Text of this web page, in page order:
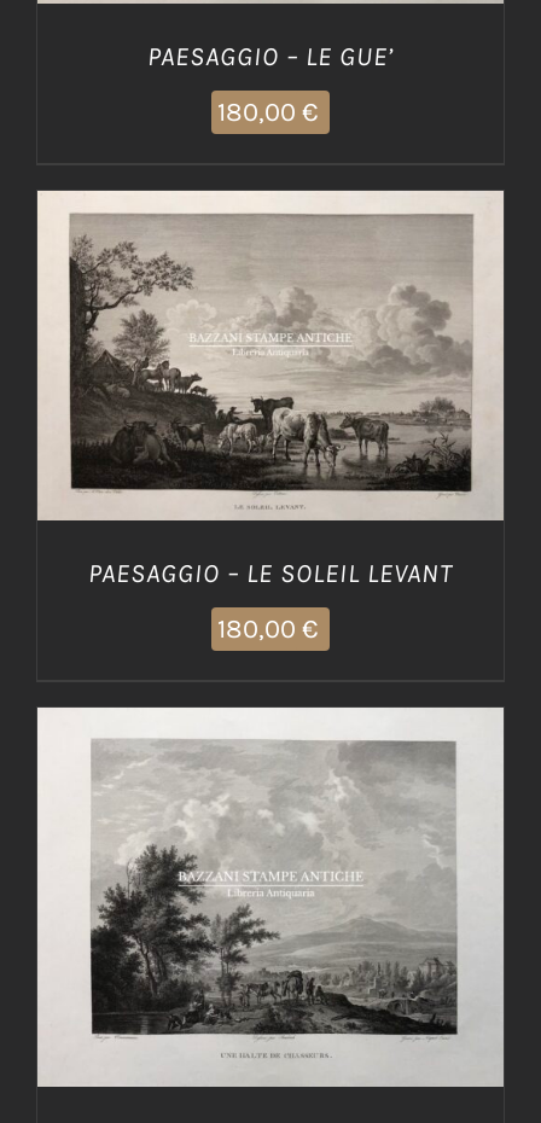
PAESAGGIO – LE GUE’
180,00 €
AGGIUNGI AL CARRELLO / DETTAGLI
PAESAGGIO – LE SOLEIL LEVANT
180,00 €
AGGIUNGI AL CARRELLO